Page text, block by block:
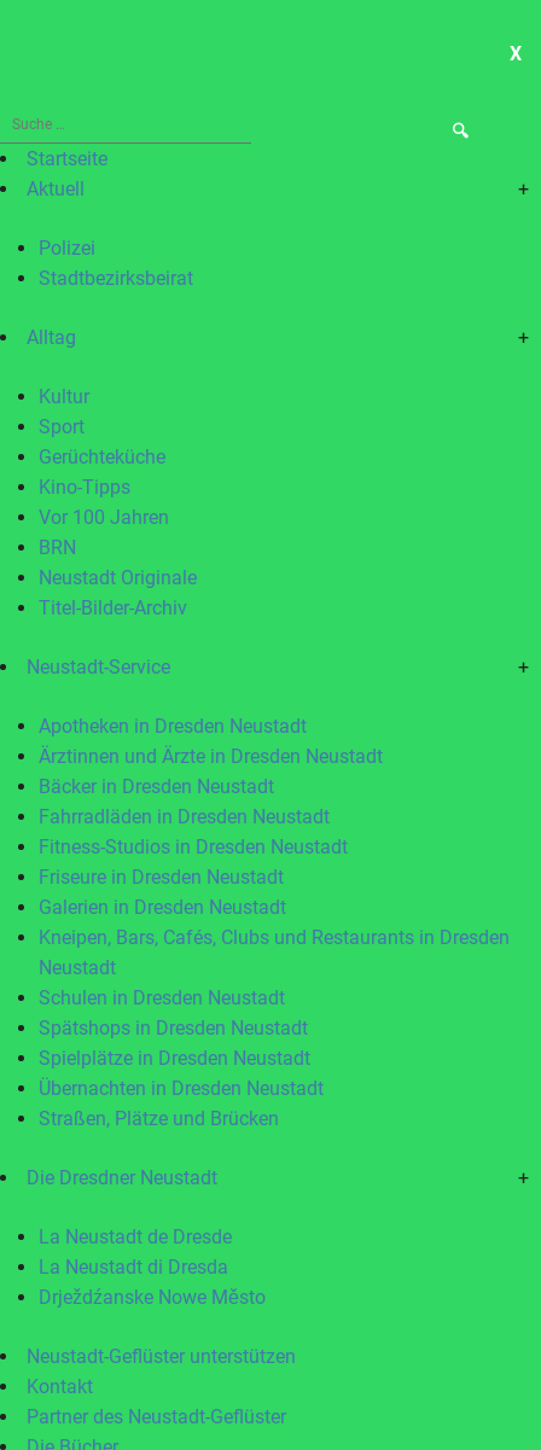
X
Suche
nach:Startseite
Aktuell
+
Polizei
Stadtbezirksbeirat
Alltag +
Kultur
Sport
Gerüchteküche
Kino-Tipps
Vor 100 Jahren
BRN
Neustadt Originale
Titel-Bilder-Archiv
Neustadt-Service +
Apotheken in Dresden Neustadt
Ärztinnen und Ärzte in Dresden Neustadt
Bäcker in Dresden Neustadt
Fahrradläden in Dresden Neustadt
Fitness-Studios in Dresden Neustadt
Friseure in Dresden Neustadt
Galerien in Dresden Neustadt
Kneipen, Bars, Cafés, Clubs und Restaurants in Dresden
Neustadt
Schulen in Dresden Neustadt
Spätshops in Dresden Neustadt
Spielplätze in Dresden Neustadt
Übernachten in Dresden Neustadt
Straßen, Plätze und Brücken
Die Dresdner Neustadt +
La Neustadt de Dresde
La Neustadt di Dresda
Drježdźanske Nowe Město
Neustadt-Geflüster unterstützen
Kontakt
Partner des Neustadt-Geflüster